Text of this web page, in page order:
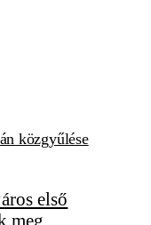
közgyűlése